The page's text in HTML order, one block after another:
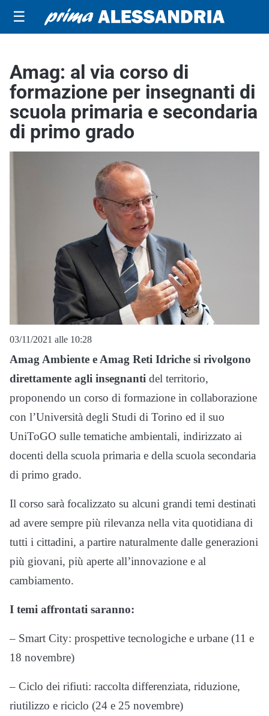
☰
Amag: al via corso di
formazione per insegnanti di
scuola primaria e secondaria
di primo grado
03/11/2021 alle 10:28
Amag Ambiente e Amag Reti Idriche si rivolgono
direttamente agli insegnanti del territorio,
proponendo un corso di formazione in collaborazione
con l’Università degli Studi di Torino ed il suo
UniToGO sulle tematiche ambientali, indirizzato ai
docenti della scuola primaria e della scuola secondaria
di primo grado.
Il corso sarà focalizzato su alcuni grandi temi destinati
ad avere sempre più rilevanza nella vita quotidiana di
tutti i cittadini, a partire naturalmente dalle generazioni
più giovani, più aperte all’innovazione e al
cambiamento.
I temi affrontati saranno:
– Smart City: prospettive tecnologiche e urbane (11 e
18 novembre)
– Ciclo dei rifiuti: raccolta differenziata, riduzione,
riutilizzo e riciclo (24 e 25 novembre)